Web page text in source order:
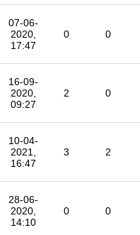
07-06-
2020,
17:47
0 0
16-09-
2020,
09:27
2 0
10-04-
2021,
16:47
3 2
28-06-
2020,
14:10
0 0